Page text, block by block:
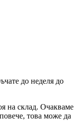
до неделя до
на склад. Очакваме
това може да